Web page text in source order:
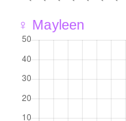
♀ Mayleen